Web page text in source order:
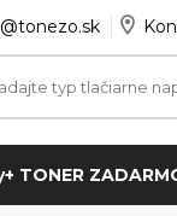
+ TONER